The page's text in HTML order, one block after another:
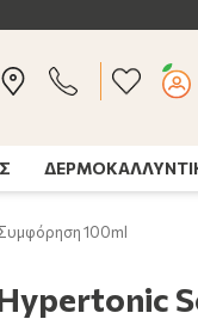
100ml